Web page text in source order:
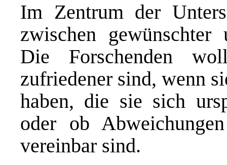
Im Zentrum der
zwischen
Die Forschenden
zufriedener sind, wenn
haben, die sie sich
oder ob
vereinbar sind.